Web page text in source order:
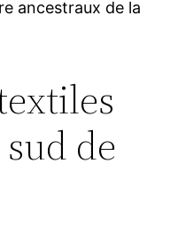
ancestraux de la
de